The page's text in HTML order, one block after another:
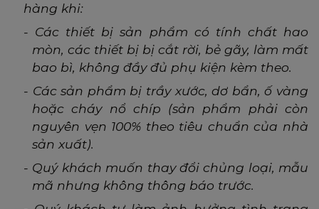
hàng khi:
- Các thiết bị sản phẩm có tính chất hao
mòn, các thiết bị bị cắt rời, bẻ gãy, làm mất
bao bì, không đầy đủ phụ kiện kèm theo.
- Các sản phẩm bị trầy xước, dơ bẩn, ố vàng
hoặc cháy nổ chíp (sản phẩm phải còn
nguyên vẹn 100% theo tiêu chuẩn của nhà
sản xuất).
- Quý khách muốn thay đổi chủng loại, mẫu
mã nhưng không thông báo trước.